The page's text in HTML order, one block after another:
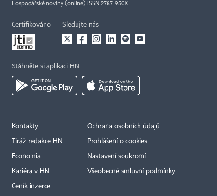
Hospodářské noviny (online) ISSN 2787-950X
Certifikováno Sledujte nás
Stáhněte si aplikaci HN
Kontakty
Tiráž redakce HN
Economia
Kariéra v HN
Ceník inzerce
Ochrana osobních údajů
Prohlášení o cookies
Nastavení soukromí
Všeobecné smluvní podmínky